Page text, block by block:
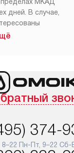
дней. В случае,
доступен
сайте. Товары
бесплатно
не предусмотрена.
в другие регионы
374-
8–22 Пн-Пт, 9–22 Сб-